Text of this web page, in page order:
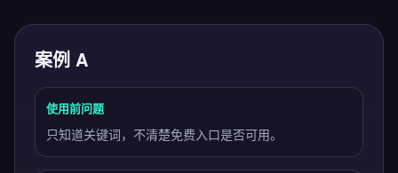
案例 A
使用前问题
只知道关键词，不清楚免费入口是否可用。